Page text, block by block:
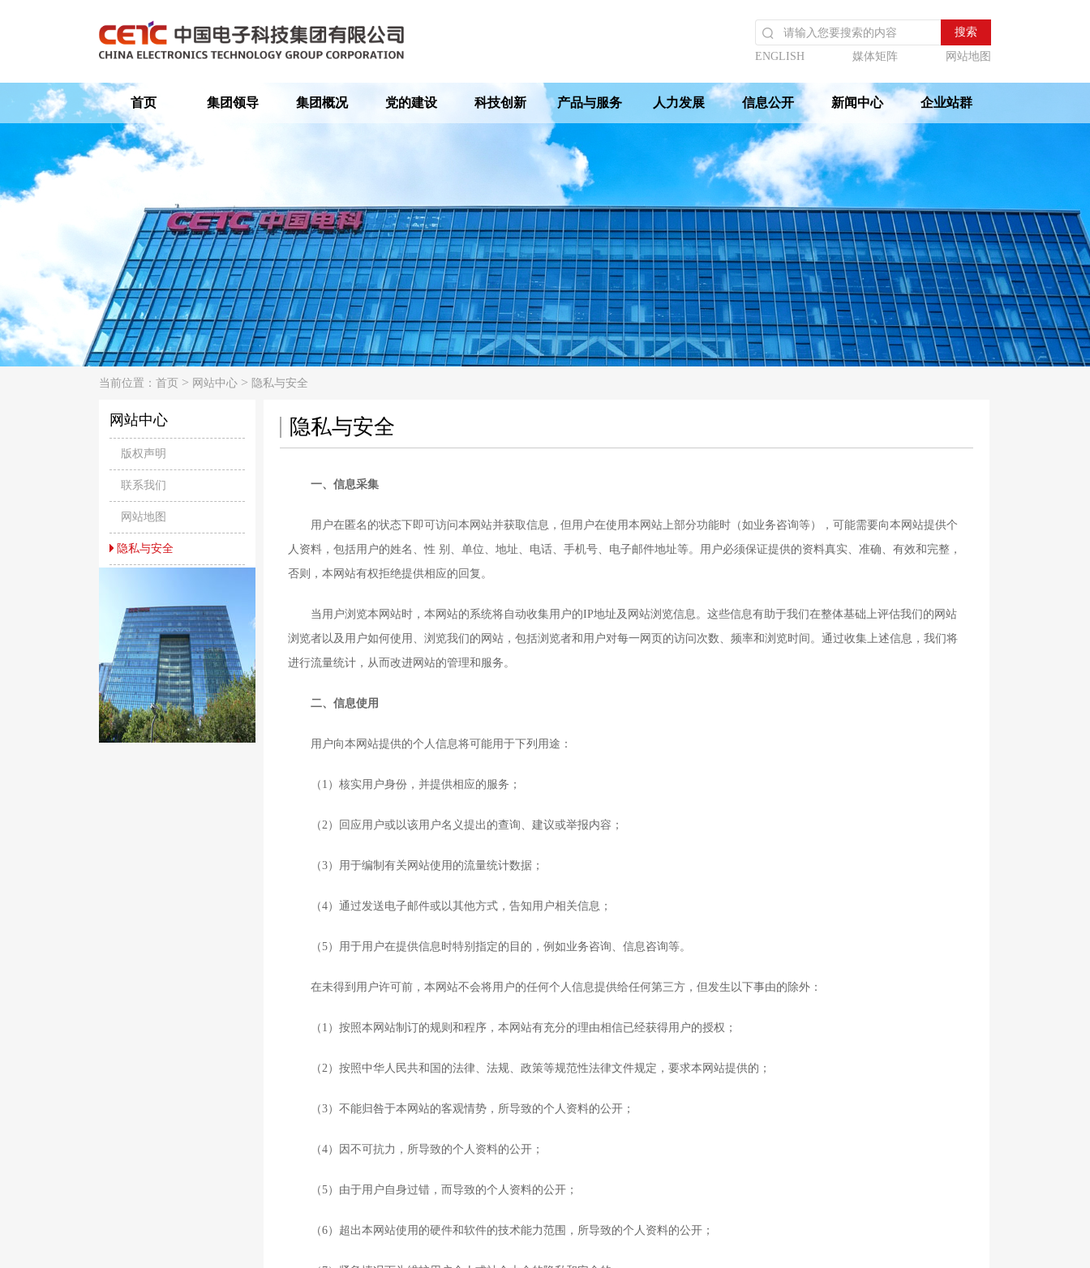
ENGLISH 媒体矩阵 网站地图
首页 集团领导 集团概况 党的建设 科技创新 产品与服务 人力发展 信息公开 新闻中心 企业站群
当前位置： 首页 > 网站中心 > 隐私与安全
网站中心
版权声明
联系我们
网站地图
隐私与安全
隐私与安全
一、信息采集
用户在匿名的状态下即可访问本网站并获取信息，但用户在使用本网站上部分功能时（如业务咨询等），可能需要向本网站提供个
人资料，包括用户的姓名、性 别、单位、地址、电话、手机号、电子邮件地址等。用户必须保证提供的资料真实、准确、有效和完整，
否则，本网站有权拒绝提供相应的回复。
当用户浏览本网站时，本网站的系统将自动收集用户的IP地址及网站浏览信息。这些信息有助于我们在整体基础上评估我们的网站
浏览者以及用户如何使用、浏览我们的网站，包括浏览者和用户对每一网页的访问次数、频率和浏览时间。通过收集上述信息，我们将
进行流量统计，从而改进网站的管理和服务。
二、信息使用
用户向本网站提供的个人信息将可能用于下列用途：
（1）核实用户身份，并提供相应的服务；
（2）回应用户或以该用户名义提出的查询、建议或举报内容；
（3）用于编制有关网站使用的流量统计数据；
（4）通过发送电子邮件或以其他方式，告知用户相关信息；
（5）用于用户在提供信息时特别指定的目的，例如业务咨询、信息咨询等。
在未得到用户许可前，本网站不会将用户的任何个人信息提供给任何第三方，但发生以下事由的除外：
（1）按照本网站制订的规则和程序，本网站有充分的理由相信已经获得用户的授权；
（2）按照中华人民共和国的法律、法规、政策等规范性法律文件规定，要求本网站提供的；
（3）不能归咎于本网站的客观情势，所导致的个人资料的公开；
（4）因不可抗力，所导致的个人资料的公开；
（5）由于用户自身过错，而导致的个人资料的公开；
（6）超出本网站使用的硬件和软件的技术能力范围，所导致的个人资料的公开；